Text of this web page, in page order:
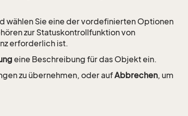
wählen Sie eine der vordefinierten Optionen
zur Statuskontrollfunktion von
erforderlich ist.
eine Beschreibung für das Objekt ein.
zu übernehmen, oder aufAbbrechen, um